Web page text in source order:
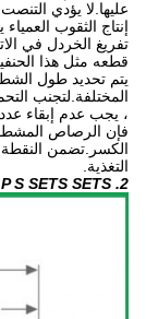
عليها.لا يؤدي
إنتاج الثقوب
تفريغ الخردل في
قطعه مثل هذا
يتم تحديد طول
المختلفة.لتجنب
، يجب عدم إبقاء
فإن الرصاص
التغذية.
2. HSS METRIC TAP S SETS SETS: